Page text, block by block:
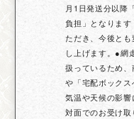
月1日発送分以降
負担」となりま
ただき、今後と
し上げます。●網
扱っているため、
や「宅配ボック
気温や天候の影
対面でのお受け